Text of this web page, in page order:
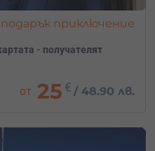
приключение
- получателят
от 25 € / 48.90 лв.